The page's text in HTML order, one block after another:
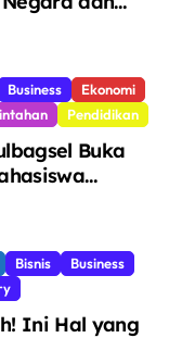
Rp123,8
Business
Ekonomi
Pendidikan
Buka
tentang
Barang
Bisnis
Business
Ini Hal yang